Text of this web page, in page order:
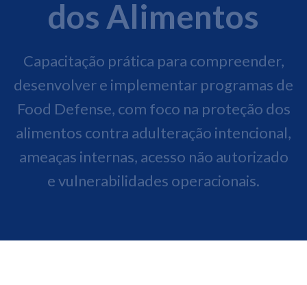
dos Alimentos
Capacitação prática para compreender,
desenvolver e implementar programas de
Food Defense, com foco na proteção dos
alimentos contra adulteração intencional,
ameaças internas, acesso não autorizado
e vulnerabilidades operacionais.